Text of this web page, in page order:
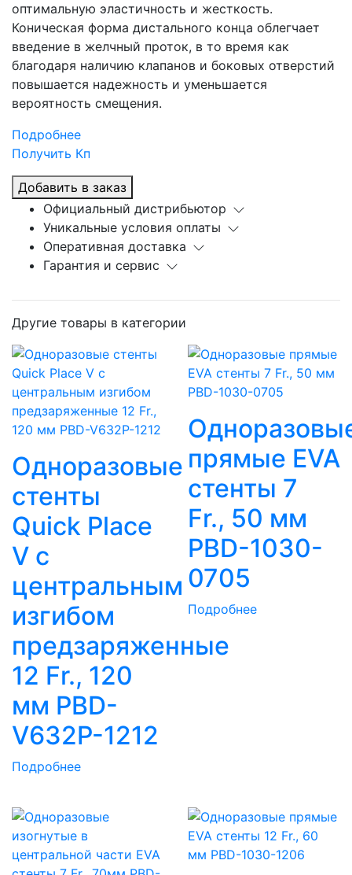
оптимальную эластичность и жесткость.
Коническая форма дистального конца облегчает
введение в желчный проток, в то время как
благодаря наличию клапанов и боковых отверстий
повышается надежность и уменьшается
вероятность смещения.
Подробнее
Получить Кп
Добавить в заказ
Официальный дистрибьютор
Уникальные условия оплаты
Оперативная доставка
Гарантия и сервис
Другие товары в категории
Одноразовые
стенты
Quick Place
V с
центральным
изгибом
предзаряженные
12 Fr., 120
мм PBD-
V632P-1212
Подробнее
прямые EVA
стенты 7
Fr., 50 мм
PBD-1030-
0705
Подробнее